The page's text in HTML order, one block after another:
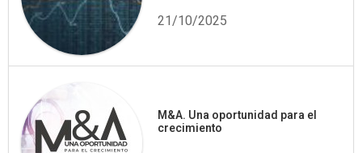
21/10/2025
M&A. Una oportunidad para el
crecimiento